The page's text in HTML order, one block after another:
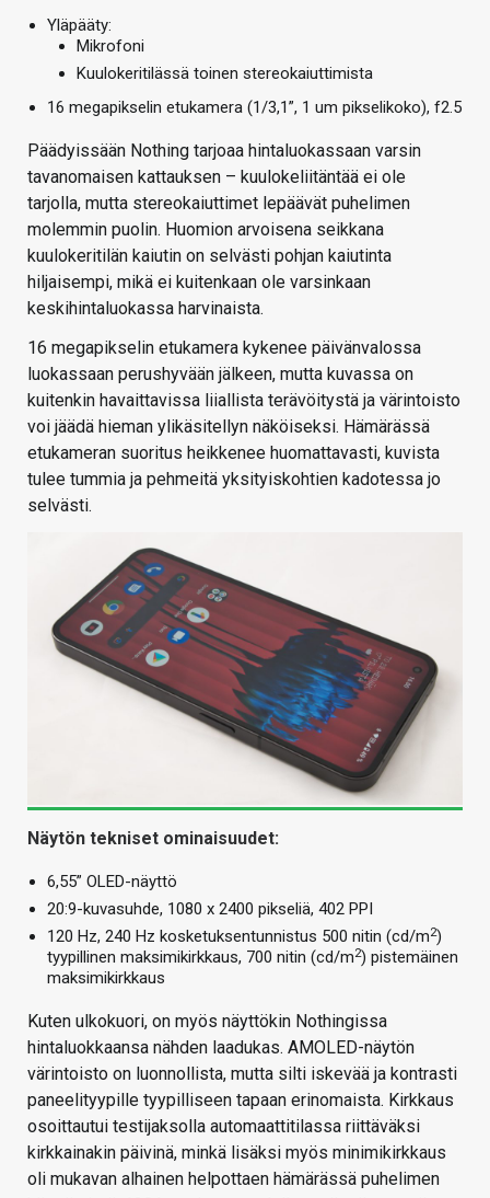
Yläpääty:
Mikrofoni
Kuulokeritilässä toinen stereokaiuttimista
16 megapikselin etukamera (1/3,1”, 1 um pikselikoko), f2.5
Päädyissään Nothing tarjoaa hintaluokassaan varsin
tavanomaisen kattauksen – kuulokeliitäntää ei ole
tarjolla, mutta stereokaiuttimet lepäävät puhelimen
molemmin puolin. Huomion arvoisena seikkana
kuulokeritilän kaiutin on selvästi pohjan kaiutinta
hiljaisempi, mikä ei kuitenkaan ole varsinkaan
keskihintaluokassa harvinaista.
16 megapikselin etukamera kykenee päivänvalossa
luokassaan perushyvään jälkeen, mutta kuvassa on
kuitenkin havaittavissa liiallista terävöitystä ja värintoisto
voi jäädä hieman ylikäsitellyn näköiseksi. Hämärässä
etukameran suoritus heikkenee huomattavasti, kuvista
tulee tummia ja pehmeitä yksityiskohtien kadotessa jo
selvästi.
Näytön tekniset ominaisuudet:
6,55” OLED-näyttö
20:9-kuvasuhde, 1080 x 2400 pikseliä, 402 PPI
120 Hz, 240 Hz kosketuksentunnistus 500 nitin (cd/m2)
tyypillinen maksimikirkkaus, 700 nitin (cd/m2) pistemäinen
maksimikirkkaus
Kuten ulkokuori, on myös näyttökin Nothingissa
hintaluokkaansa nähden laadukas. AMOLED-näytön
värintoisto on luonnollista, mutta silti iskevää ja kontrasti
paneelityypille tyypilliseen tapaan erinomaista. Kirkkaus
osoittautui testijaksolla automaattitilassa riittäväksi
kirkkainakin päivinä, minkä lisäksi myös minimikirkkaus
oli mukavan alhainen helpottaen hämärässä puhelimen